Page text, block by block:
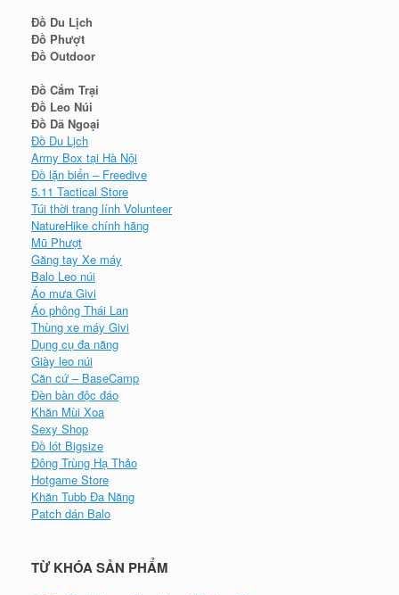
Đồ Du Lịch
Đồ Phượt
Đồ Outdoor
Đồ Cắm Trại
Đồ Leo Núi
Đồ Dã Ngoại
Đồ Du Lịch
Army Box tại Hà Nội
Đồ lặn biển – Freedive
5.11 Tactical Store
Túi thời trang lính Volunteer
NatureHike chính hãng
Mũ Phượt
Găng tay Xe máy
Balo Leo núi
Áo mưa Givi
Áo phông Thái Lan
Thùng xe máy Givi
Dụng cụ đa năng
Giày leo núi
Căn cứ – BaseCamp
Đèn bàn độc đáo
Khăn Mùi Xoa
Sexy Shop
Đồ lót Bigsize
Đông Trùng Hạ Thảo
Hotgame Store
Khăn Tubb Đa Năng
Patch dán Balo
TỪ KHÓA SẢN PHẨM